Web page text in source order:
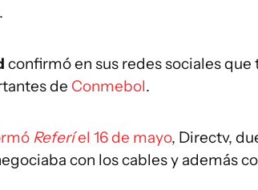
confirmó en sus redes sociales
de Conmebol.
Referíel 16 de mayo, Directv,
con los cables y además